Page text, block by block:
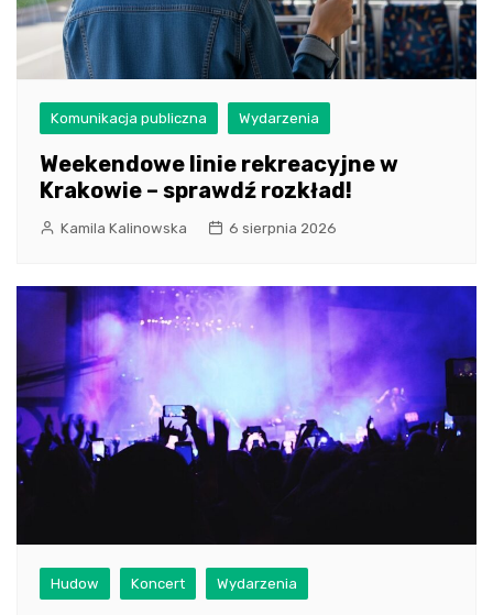
Komunikacja publiczna Wydarzenia
Weekendowe linie rekreacyjne w
Krakowie – sprawdź rozkład!
Kamila Kalinowska 6 sierpnia 2026
Hudow Koncert Wydarzenia